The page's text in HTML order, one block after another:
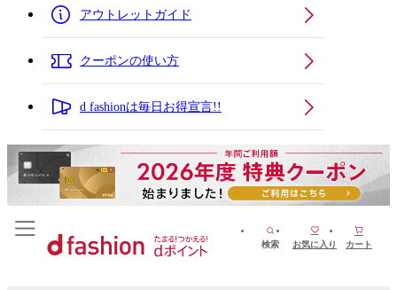
アウトレットガイド
クーポンの使い方
d fashionは毎日お得宣言!!
検索 お気に入り カート